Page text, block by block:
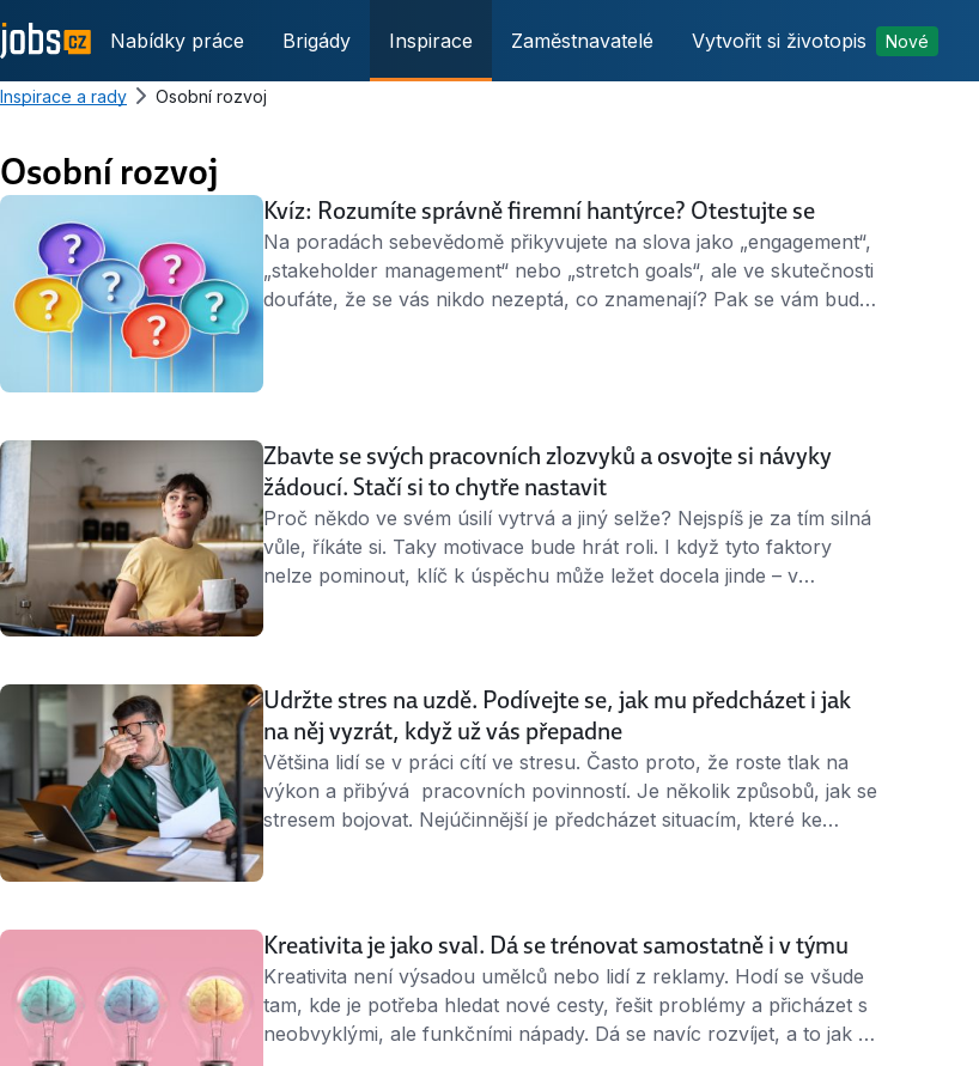
Nabídky práce Brigády Inspirace Zaměstnavatelé Vytvořit si životopis Nové
Inspirace a rady Osobní rozvoj
Osobní rozvoj
Kvíz: Rozumíte správně firemní hantýrce? Otestujte se
Na poradách sebevědomě přikyvujete na slova jako „engagement“,
„stakeholder management“ nebo „stretch goals“, ale ve skutečnosti
doufáte, že se vás nikdo nezeptá, co znamenají? Pak se vám bude
Zbavte se svých pracovních zlozvyků a osvojte si návyky
žádoucí. Stačí si to chytře nastavit
Proč někdo ve svém úsilí vytrvá a jiný selže? Nejspíš je za tím silná
vůle, říkáte si. Taky motivace bude hrát roli. I když tyto faktory
nelze pominout, klíč k úspěchu může ležet docela jinde – v
Udržte stres na uzdě. Podívejte se, jak mu předcházet i jak
na něj vyzrát, když už vás přepadne
Většina lidí se v práci cítí ve stresu. Často proto, že roste tlak na
výkon a přibývá pracovních povinností. Je několik způsobů, jak se
stresem bojovat. Nejúčinnější je předcházet situacím, které ke
Kreativita je jako sval. Dá se trénovat samostatně i v týmu
Kreativita není výsadou umělců nebo lidí z reklamy. Hodí se všude
tam, kde je potřeba hledat nové cesty, řešit problémy a přicházet s
neobvyklými, ale funkčními nápady. Dá se navíc rozvíjet, a to jak u